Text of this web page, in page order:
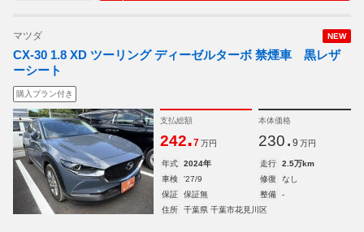
NEW
マツダ
CX-30 1.8 XD ツーリング ディーゼルターボ 禁煙車 黒レザ
ーシート
購入プラン付き
支払総額
242.7 万円
本体価格
230. 9 万円
年式 2024年 走行
2.5万km
車検
'27/9 修復
なし
保証
保証無 整備
-
住所
千葉県 千葉市花見川区